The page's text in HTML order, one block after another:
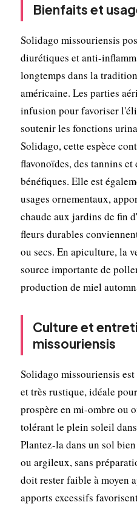
Bienfaits et
Solidago missouriensis
diurétiques et anti-
longtemps dans la
américaine. Les parties
infusion pour favoriser
soutenir les fonctions
Solidago, cette espèce
flavonoïdes, des tannins
bénéfiques. Elle est
usages ornementaux,
chaude aux jardins de fin
fleurs durables
ou secs. En apiculture, la
source importante de
production de miel
Culture et
missouriensis
Solidago missouriensis
et très rustique, idéale
prospère en mi-ombre ou
tolérant le plein soleil
Plantez-la dans un sol
ou argileux, sans
doit rester faible à moyen
apports excessifs